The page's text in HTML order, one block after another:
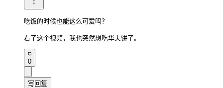
吃饭的时候也能这么可爱吗？
看了这个视频，我也突然想吃华夫饼了。
0
写回复